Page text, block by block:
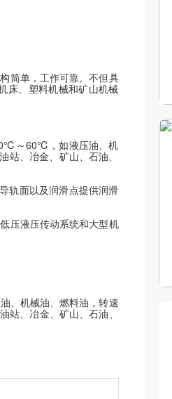
简单，工作可靠。不但具
床、塑料机械和矿山机械
～60℃，如液压油、机
、冶金、矿山、石油、
轨面以及润滑点提供润滑
压液压传动系统和大型机
、机械油、燃料油，转速
、冶金、矿山、石油、